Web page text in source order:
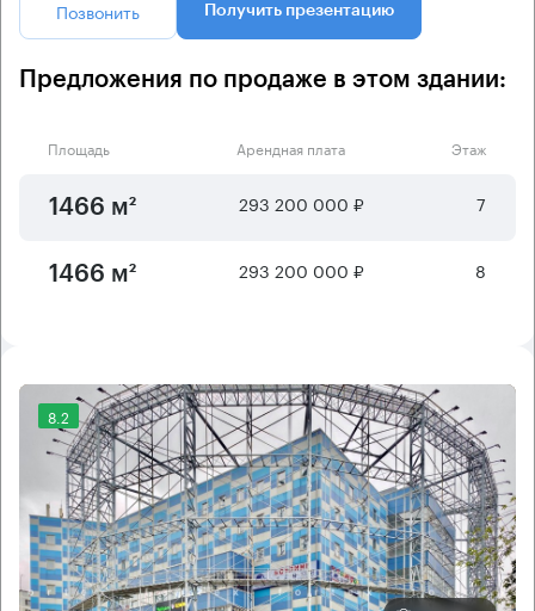
Позвонить Получить презентацию
Предложения по продаже в этом здании:
Площадь Арендная плата Этаж
1466 м² 293 200 000 ₽ 7
1466 м² 293 200 000 ₽ 8
8.2